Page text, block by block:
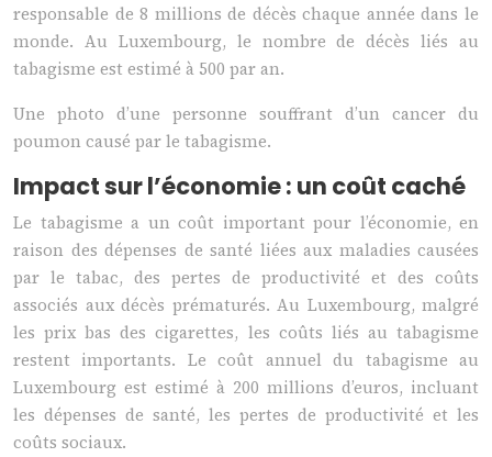
responsable de 8 millions de décès chaque année dans le
monde. Au Luxembourg, le nombre de décès liés au
tabagisme est estimé à 500 par an.
Une photo d’une personne souffrant d’un cancer du
poumon causé par le tabagisme.
Impact sur l’économie : un coût caché
Le tabagisme a un coût important pour l’économie, en
raison des dépenses de santé liées aux maladies causées
par le tabac, des pertes de productivité et des coûts
associés aux décès prématurés. Au Luxembourg, malgré
les prix bas des cigarettes, les coûts liés au tabagisme
restent importants. Le coût annuel du tabagisme au
Luxembourg est estimé à 200 millions d’euros, incluant
les dépenses de santé, les pertes de productivité et les
coûts sociaux.